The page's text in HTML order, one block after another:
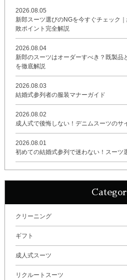
2026.08.05
新郎スーツ選びのNGを今すぐチェック
敗ポイント完全解説
2026.08.04
新郎のスーツはオーダーすべき？既製品
を徹底解説
2026.08.03
結婚式参列者の服装マナーガイド
2026.08.02
成人式で後悔しない！デニムスーツのサ
2026.08.01
初めての結婚式参列で迷わない！スーツ
クリーニング
ギフト
成人式スーツ
リクルートスーツ